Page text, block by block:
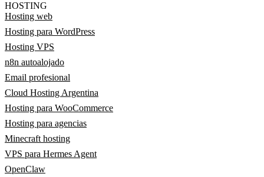
HOSTING
Hosting web
Hosting para WordPress
Hosting VPS
n8n autoalojado
Email profesional
Cloud Hosting Argentina
Hosting para WooCommerce
Hosting para agencias
Minecraft hosting
VPS para Hermes Agent
OpenClaw